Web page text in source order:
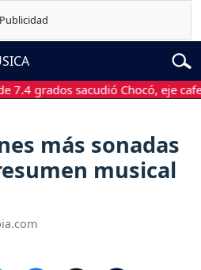
sacudió Chocó, eje
más sonadas
musical